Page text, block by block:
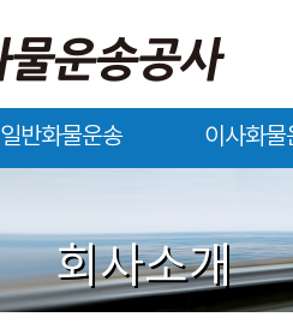
일반화물운송 이사화물
회사소개